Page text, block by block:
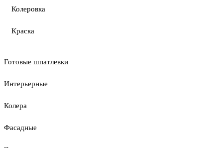
Колеровка
Краска
Готовые шпатлевки
Интерьерные
Колера
Фасадные